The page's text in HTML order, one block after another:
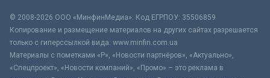
© 2008-2026 ООО «МинфинМедиа». Код ЕГРПОУ: 35506859
Копирование и размещение материалов на других сайтах разрешается
только с гиперссылкой вида: www.minfin.com.ua
Материалы с пометками «Р», «Новости партнёров», «Актуально»,
«Спецпроект», «Новости компаний», «Промо» – это реклама в